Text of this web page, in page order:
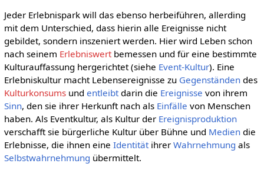
Jeder Erlebnispark will das ebenso herbeiführen, allerding
mit dem Unterschied, dass hierin alle Ereignisse nicht
gebildet, sondern inszeniert werden. Hier wird Leben schon
nach seinem Erlebniswertbemessen und für eine bestimmte
Kulturauffassung hergerichtet (siehe Event-Kultur). Eine
Erlebniskultur macht Lebensereignisse zu Gegenständendes
Kulturkonsumsund entleibtdarin die Ereignisse von ihrem
Sinn, den sie ihrer Herkunft nach als Einfälle von Menschen
haben. Als Eventkultur, als Kultur der Ereignisproduktion
verschafft sie bürgerliche Kultur über Bühne und Mediendie
Erlebnisse, die ihnen eine Identitätihrer Wahrnehmung als
Selbstwahrnehmung übermittelt.